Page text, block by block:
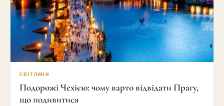
СВІТЛИНИ
Подорожі Чехією: чому варто відвідати Прагу,
що подивитися